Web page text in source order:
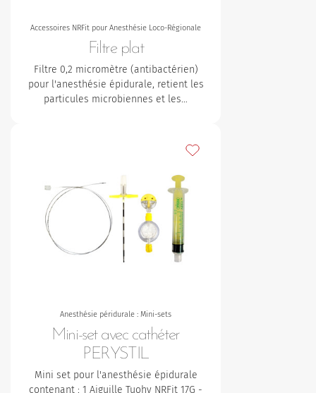
Accessoires NRFit pour Anesthésie Loco-Régionale
Filtre plat
Filtre 0,2 micromètre (antibactérien)
pour l'anesthésie épidurale, retient les
particules microbiennes et les…
Anesthésie péridurale : Mini-sets
Mini-set avec cathéter
PERYSTIL
Mini set pour l'anesthésie épidurale
contenant : 1 Aiguille Tuohy NRFit 17G -
Ajouter à mes favoris